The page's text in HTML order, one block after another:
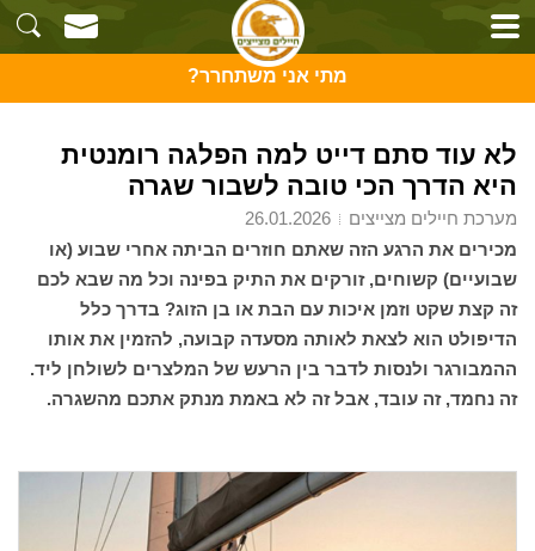
מתי אני משתחרר?
לא עוד סתם דייט למה הפלגה רומנטית
היא הדרך הכי טובה לשבור שגרה
מערכת חיילים מצייצים
מכירים את הרגע הזה שאתם חוזרים הביתה אחרי שבוע (או
שבועיים) קשוחים, זורקים את התיק בפינה וכל מה שבא לכם
זה קצת שקט וזמן איכות עם הבת או בן הזוג? בדרך כלל
הדיפולט הוא לצאת לאותה מסעדה קבועה, להזמין את אותו
ההמבורגר ולנסות לדבר בין הרעש של המלצרים לשולחן ליד.
זה נחמד, זה עובד, אבל זה לא באמת מנתק אתכם מהשגרה.